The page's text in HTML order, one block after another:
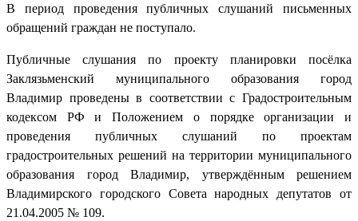
В период проведения публичных слушаний письменных
обращений граждан не поступало.
Публичные слушания по проекту планировки посёлка
Заклязьменский муниципального образования город
Владимир проведены в соответствии с Градостроительным
кодексом РФ и Положением о порядке организации и
проведения публичных слушаний по проектам
градостроительных решений на территории муниципального
образования город Владимир, утверждённым решением
Владимирского городского Совета народных депутатов от
21.04.2005 № 109.